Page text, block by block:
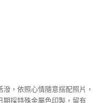
，依照心情隨意搭配照片，
採特殊金屬色印製，留有